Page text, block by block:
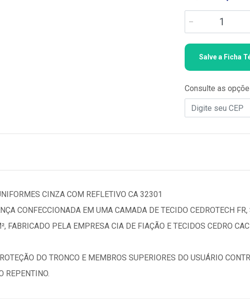
Salve a Ficha
Consulte as
CINZA COM REFLETIVO CA 32301
CONFECCIONADA EM UMA CAMADA DE TECIDO CEDROTECH
FABRICADO PELA EMPRESA CIA DE FIAÇÃO E TECIDOS CEDRO
DO TRONCO E MEMBROS SUPERIORES DO USUÁRIO
REPENTINO.